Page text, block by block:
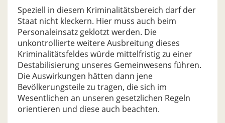
Speziell in diesem Kriminalitätsbereich darf der
Staat nicht kleckern. Hier muss auch beim
Personaleinsatz geklotzt werden. Die
unkontrollierte weitere Ausbreitung dieses
Kriminalitätsfeldes würde mittelfristig zu einer
Destabilisierung unseres Gemeinwesens führen.
Die Auswirkungen hätten dann jene
Bevölkerungsteile zu tragen, die sich im
Wesentlichen an unseren gesetzlichen Regeln
orientieren und diese auch beachten.